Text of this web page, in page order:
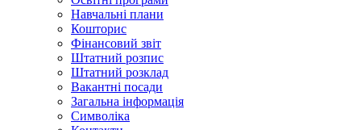
Навчальні плани
Кошторис
Фінансовий звіт
Штатний розпис
Штатний розклад
Вакантні посади
Загальна інформація
Символіка